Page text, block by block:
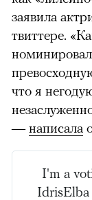
заявила
твиттере.
что я
—написала
I'm a
IdrisElba